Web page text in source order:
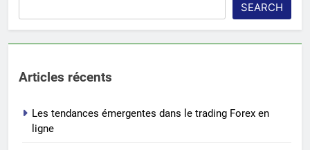
SEARCH
Articles récents
Les tendances émergentes dans le trading Forex en
ligne